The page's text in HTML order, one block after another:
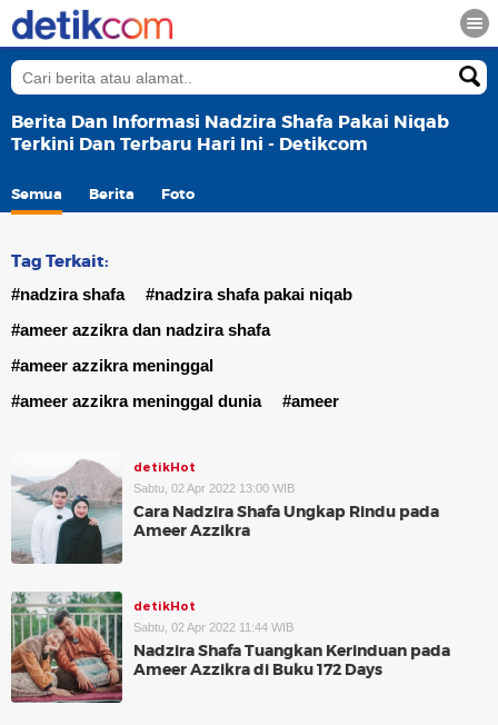
Berita Dan Informasi Nadzira Shafa Pakai Niqab
Terkini Dan Terbaru Hari Ini - Detikcom
Semua Berita Foto
Tag Terkait:
#nadzira shafa
#nadzira shafa pakai niqab
#ameer azzikra dan nadzira shafa
#ameer azzikra meninggal
#ameer azzikra meninggal dunia
#ameer
detikHot
Sabtu, 02 Apr 2022 13:00 WIB
Cara Nadzira Shafa Ungkap Rindu pada
Ameer Azzikra
detikHot
Sabtu, 02 Apr 2022 11:44 WIB
Nadzira Shafa Tuangkan Kerinduan pada
Ameer Azzikra di Buku 172 Days